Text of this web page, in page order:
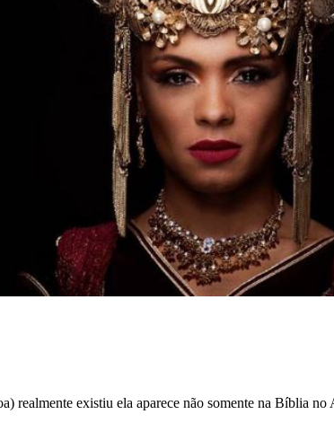
realmente existiu ela aparece não somente na Bíblia no